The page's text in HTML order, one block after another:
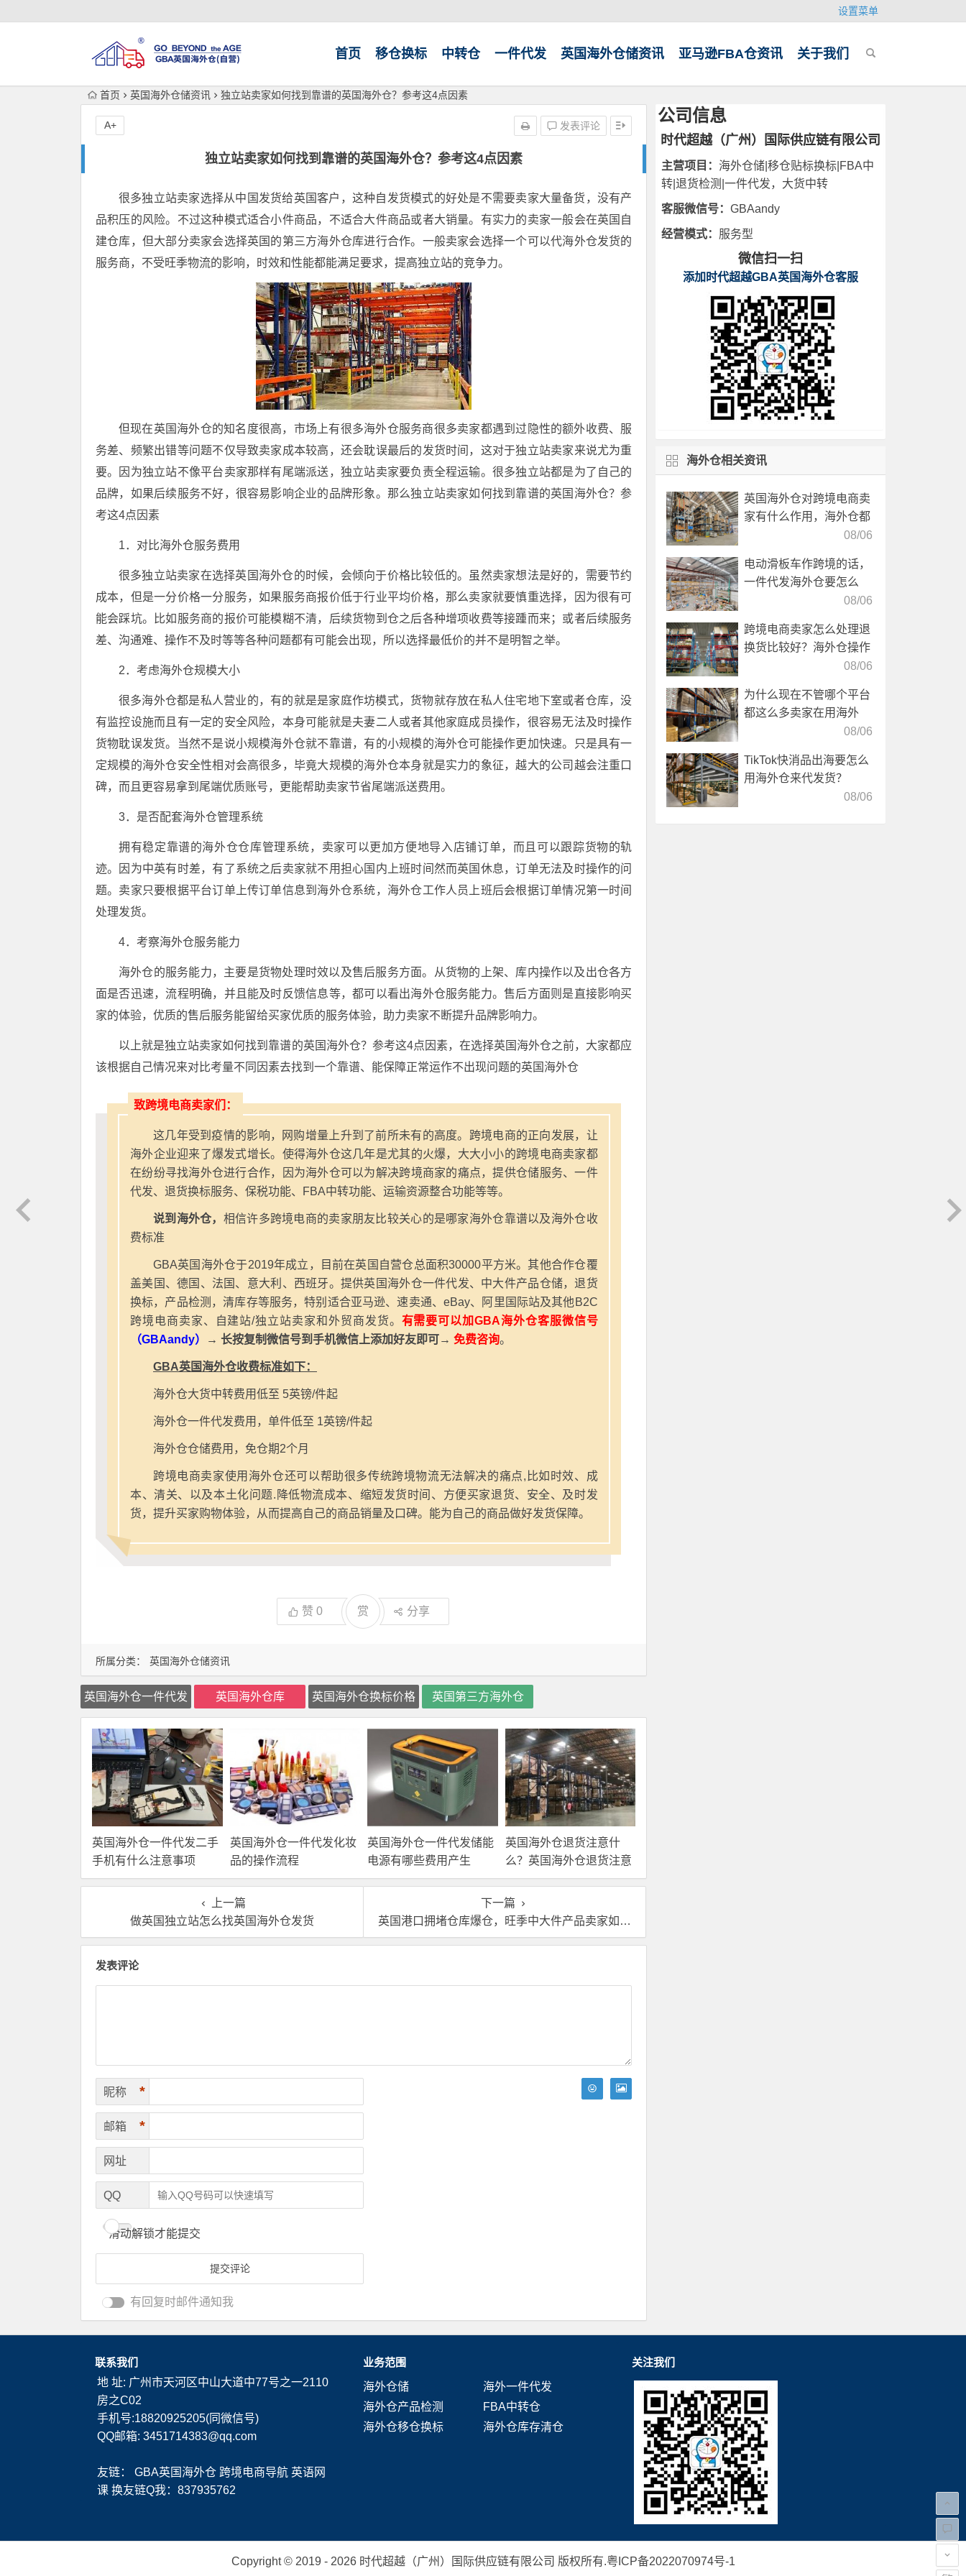
设置菜单
首页 移仓换标 中转仓 一件代发 英国海外仓储资讯 亚马逊FBA仓资讯 关于我们
首页 英国海外仓储资讯 独立站卖家如何找到靠谱的英国海外仓？参考这4点因素
独立站卖家如何找到靠谱的英国海外仓？参考这4点因素
发表评论
A+
所属分类： 英国海外仓储资讯
很多独立站卖家选择从中国发货给英国客户，这种自发货模式的好处是不需要卖家大量备货，没有产
品积压的风险。不过这种模式适合小件商品，不适合大件商品或者大销量。有实力的卖家一般会在英国自
建仓库，但大部分卖家会选择英国的第三方海外仓库进行合作。一般卖家会选择一个可以代海外仓发货的
服务商，不受旺季物流的影响，时效和性能都能满足要求，提高独立站的竞争力。
但现在英国海外仓的知名度很高，市场上有很多海外仓服务商很多卖家都遇到过隐性的额外收费、服
务差、频繁出错等问题不仅导致卖家成本较高，还会耽误最后的发货时间，这对于独立站卖家来说尤为重
要。因为独立站不像平台卖家那样有尾端派送，独立站卖家要负责全程运输。很多独立站都是为了自己的
品牌，如果后续服务不好，很容易影响企业的品牌形象。那么独立站卖家如何找到靠谱的英国海外仓？参
考这4点因素
1．对比海外仓服务费用
很多独立站卖家在选择英国海外仓的时候，会倾向于价格比较低的。虽然卖家想法是好的，需要节约
成本，但是一分价格一分服务，如果服务商报价低于行业平均价格，那么卖家就要慎重选择，因为很有可
能会踩坑。比如服务商的报价可能模糊不清，后续货物到仓之后各种增项收费等接踵而来；或者后续服务
差、沟通难、操作不及时等等各种问题都有可能会出现，所以选择最低价的并不是明智之举。
2．考虑海外仓规模大小
很多海外仓都是私人营业的，有的就是是家庭作坊模式，货物就存放在私人住宅地下室或者仓库，没
有监控设施而且有一定的安全风险，本身可能就是夫妻二人或者其他家庭成员操作，很容易无法及时操作
货物耽误发货。当然不是说小规模海外仓就不靠谱，有的小规模的海外仓可能操作更加快速。只是具有一
定规模的海外仓安全性相对会高很多，毕竟大规模的海外仓本身就是实力的象征，越大的公司越会注重口
碑，而且更容易拿到尾端优质账号，更能帮助卖家节省尾端派送费用。
3．是否配套海外仓管理系统
拥有稳定靠谱的海外仓仓库管理系统，卖家可以更加方便地导入店铺订单，而且可以跟踪货物的轨
迹。因为中英有时差，有了系统之后卖家就不用担心国内上班时间然而英国休息，订单无法及时操作的问
题。卖家只要根据平台订单上传订单信息到海外仓系统，海外仓工作人员上班后会根据订单情况第一时间
处理发货。
4．考察海外仓服务能力
海外仓的服务能力，主要是货物处理时效以及售后服务方面。从货物的上架、库内操作以及出仓各方
面是否迅速，流程明确，并且能及时反馈信息等，都可以看出海外仓服务能力。售后方面则是直接影响买
家的体验，优质的售后服务能留给买家优质的服务体验，助力卖家不断提升品牌影响力。
以上就是独立站卖家如何找到靠谱的英国海外仓？参考这4点因素，在选择英国海外仓之前，大家都应
该根据自己情况来对比考量不同因素去找到一个靠谱、能保障正常运作不出现问题的英国海外仓
致跨境电商卖家们：
这几年受到疫情的影响，网购增量上升到了前所未有的高度。跨境电商的正向发展，让
海外企业迎来了爆发式增长。使得海外仓这几年是尤其的火爆，大大小小的跨境电商卖家都
在纷纷寻找海外仓进行合作，因为海外仓可以为解决跨境商家的痛点，提供仓储服务、一件
代发、退货换标服务、保税功能、FBA中转功能、运输资源整合功能等等。
说到海外仓， 相信许多跨境电商的卖家朋友比较关心的是哪家海外仓靠谱以及海外仓收
费标准
GBA英国海外仓于2019年成立，目前在英国自营仓总面积30000平方米。其他合作仓覆
盖美国、德国、法国、意大利、西班牙。提供英国海外仓一件代发、中大件产品仓储，退货
换标，产品检测，清库存等服务，特别适合亚马逊、速卖通、eBay、阿里国际站及其他B2C
跨境电商卖家、自建站/独立站卖家和外贸商发货。 有需要可以加GBA海外仓客服微信号
（GBAandy）
→ 长按复制微信号到手机微信上添加好友即可→ 免费咨询。
GBA英国海外仓收费标准如下：
海外仓大货中转费用低至 5英镑/件起
海外仓一件代发费用，单件低至 1英镑/件起
海外仓仓储费用，免仓期2个月
跨境电商卖家使用海外仓还可以帮助很多传统跨境物流无法解决的痛点,比如时效、成
本、清关、以及本土化问题.降低物流成本、缩短发货时间、方便买家退货、安全、及时发
货，提升买家购物体验，从而提高自己的商品销量及口碑。能为自己的商品做好发货保障。
赞 0 赏 分享
英国海外仓一件代发 英国海外仓库 英国海外仓换标价格 英国第三方海外仓
英国海外仓一件代发二手
手机有什么注意事项
英国海外仓一件代发化妆
品的操作流程
英国海外仓一件代发储能
电源有哪些费用产生
英国海外仓退货注意什
么？英国海外仓退货注意
事项！
上一篇
做英国独立站怎么找英国海外仓发货
下一篇
英国港口拥堵仓库爆仓，旺季中大件产品卖家如何应对！
发表评论
昵称 *
邮箱 *
网址
QQ
滑动解锁才能提交
有回复时邮件通知我
公司信息
时代超越（广州）国际供应链有限公司
主营项目： 海外仓储|移仓贴标换标|FBA中
转|退货检测|一件代发，大货中转
客服微信号： GBAandy
经营模式： 服务型
微信扫一扫
添加时代超越GBA英国海外仓客服
海外仓相关资讯
英国海外仓对跨境电商卖
家有什么作用，海外仓都
08/06
电动滑板车作跨境的话，
一件代发海外仓要怎么
08/06
跨境电商卖家怎么处理退
换货比较好？海外仓操作
08/06
为什么现在不管哪个平台
都这么多卖家在用海外
08/06
TikTok快消品出海要怎么
用海外仓来代发货？
08/06
联系我们
地 址: 广州市天河区中山大道中77号之一2110
房之C02
手机号:18820925205(同微信号)
QQ邮箱: 3451714383@qq.com
友链： GBA英国海外仓 跨境电商导航 英语网
课 换友链Q我：837935762
业务范围
海外仓储
海外一件代发
海外仓产品检测
FBA中转仓
海外仓移仓换标
海外仓库存清仓
关注我们
Copyright © 2019 - 2026 时代超越（广州）国际供应链有限公司 版权所有.粤ICP备2022070974号-1